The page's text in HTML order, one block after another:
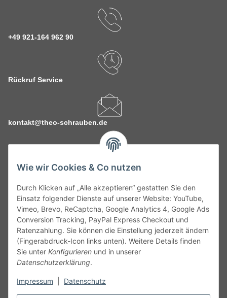
Wie wir Cookies & Co nutzen
Durch Klicken auf „Alle akzeptieren“ gestatten Sie den
Einsatz folgender Dienste auf unserer Website: YouTube,
Vimeo, Brevo, ReCaptcha, Google Analytics 4, Google Ads
Conversion Tracking, PayPal Express Checkout und
Ratenzahlung. Sie können die Einstellung jederzeit ändern
(Fingerabdruck-Icon links unten). Weitere Details finden
Sie unter Konfigurieren und in unserer
Datenschutzerklärung.
Impressum Datenschutz
+49 921-164 962 90
Rückruf Service
kontakt@theo-schrauben.de
Service
Gesetzliche Informationen
Alle technischen Angaben ohne Gewähr. Irrtümer und fehlerhafte
Angaben vorbehalten. Wenn Sie Datenblätter oder spezielle
unseren Kundenservice. Abbildungen der Artikel können